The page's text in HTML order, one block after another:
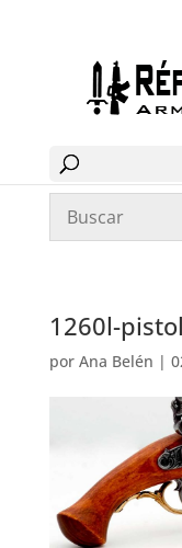
1260l-
por Ana Belén |